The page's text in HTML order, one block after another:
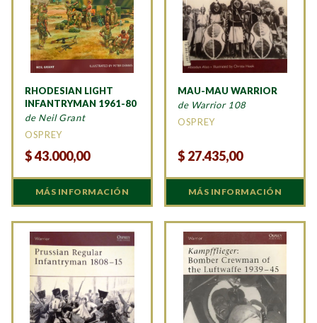
RHODESIAN LIGHT
INFANTRYMAN 1961-80
de Neil Grant
OSPREY
$43.000,00
MÁS INFORMACIÓN
MAU-MAU WARRIOR
de Warrior 108
OSPREY
$ 27.435,00
MÁS INFORMACIÓN